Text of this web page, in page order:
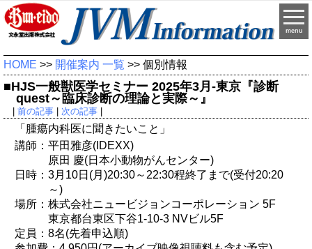
menu
HOME >> 開催案内 一覧 >> 個別情報
■HJS一般獣医学セミナー 2025年3月-東京『診断
quest～臨床診断の理論と実際～』
| 前の記事| 次の記事|
「腫瘍内科医に聞きたいこと」
講師：平田雅彦(IDEXX)
原田 慶(日本小動物がんセンター)
日時：3月10日(月)20:30～22:30程終了まで(受付20:20
～)
場所：株式会社ニュービジョンコーポレーション 5F
東京都台東区下谷1-10-3 NVビル5F
定員：8名(先着申込順)